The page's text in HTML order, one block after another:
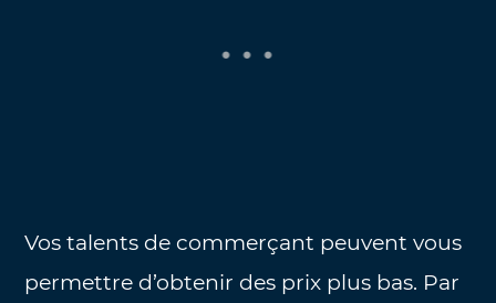
Vos talents de commerçant peuvent vous
permettre d’obtenir des prix plus bas. Par